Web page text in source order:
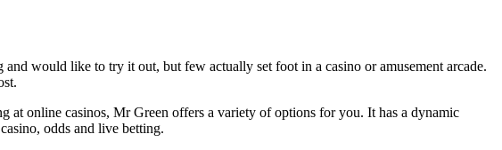
would like to try it out, but few actually set foot in a casino or amusement arcade.
at online casinos, Mr Green offers a variety of options for you. It has a dynamic
odds and live betting.